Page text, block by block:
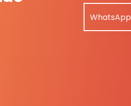
WhatsApp